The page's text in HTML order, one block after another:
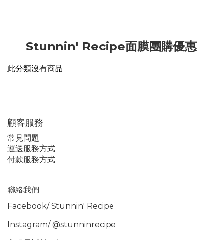
Stunnin' Recipe面膜團購優惠
此分類沒有商品
顧客服務
常見問題
運送服務方式
付款服務方式
聯絡我們
Facebook/Stunnin' Recipe
Instagram/@stunninrecipe